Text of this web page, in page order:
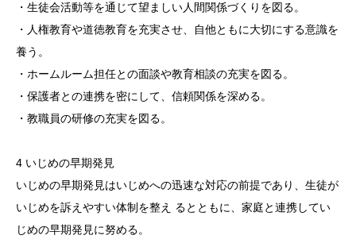
・生徒会活動等を通じて望ましい人間関係づくりを図る。
・人権教育や道徳教育を充実させ、自他ともに大切にする意識を
養う。
・ホームルーム担任との面談や教育相談の充実を図る。
・保護者との連携を密にして、信頼関係を深める。
・教職員の研修の充実を図る。
4 いじめの早期発見
いじめの早期発見はいじめへの迅速な対応の前提であり、生徒が
いじめを訴えやすい体制を整え るとともに、家庭と連携してい
じめの早期発見に努める。